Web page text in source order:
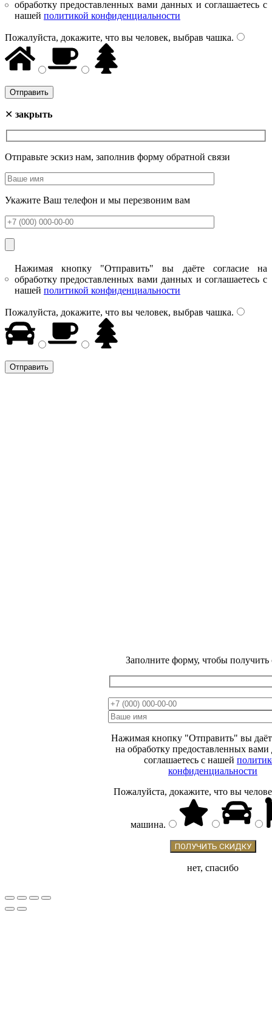
обработку предоставленных вами данных и соглашаетесь с
нашей политикой конфиденциальности
Пожалуйста, докажите, что вы человек, выбрав чашка.
✕ закрыть
Отправьте эскиз нам, заполнив форму обратной связи
Укажите Ваш телефон и мы перезвоним вам
Нажимая кнопку "Отправить" вы даёте согласие на
обработку предоставленных вами данных и соглашаетесь с
нашей политикой конфиденциальности
Пожалуйста, докажите, что вы человек, выбрав чашка.
Заполните форму, чтобы получить
Нажимая кнопку "Отправить" вы
на обработку предоставленных
соглашаетесь с нашей
конфиденциальности
Пожалуйста, докажите, что вы
машина.
нет, спасибо